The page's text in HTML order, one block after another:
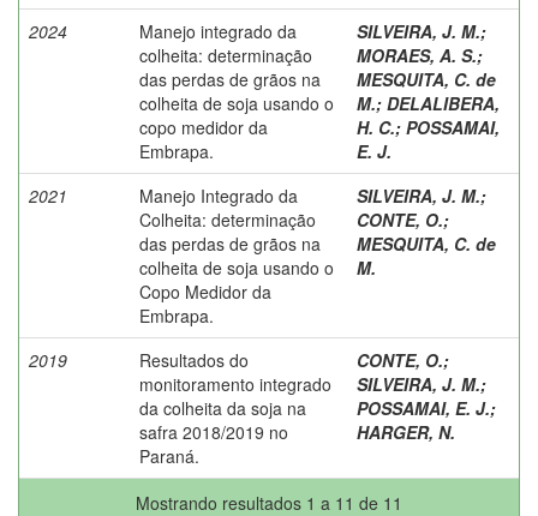
2024
Manejo integrado da
colheita: determinação
das perdas de grãos na
colheita de soja usando o
copo medidor da
Embrapa.
SILVEIRA, J. M.;
MORAES, A. S.;
MESQUITA, C. de
M.; DELALIBERA,
H. C.; POSSAMAI,
E. J.
2021
Manejo Integrado da
Colheita: determinação
das perdas de grãos na
colheita de soja usando o
Copo Medidor da
Embrapa.
SILVEIRA, J. M.;
CONTE, O.;
MESQUITA, C. de
M.
2019
Resultados do
monitoramento integrado
da colheita da soja na
safra 2018/2019 no
Paraná.
CONTE, O.;
SILVEIRA, J. M.;
POSSAMAI, E. J.;
HARGER, N.
Mostrando resultados 1 a 11 de 11